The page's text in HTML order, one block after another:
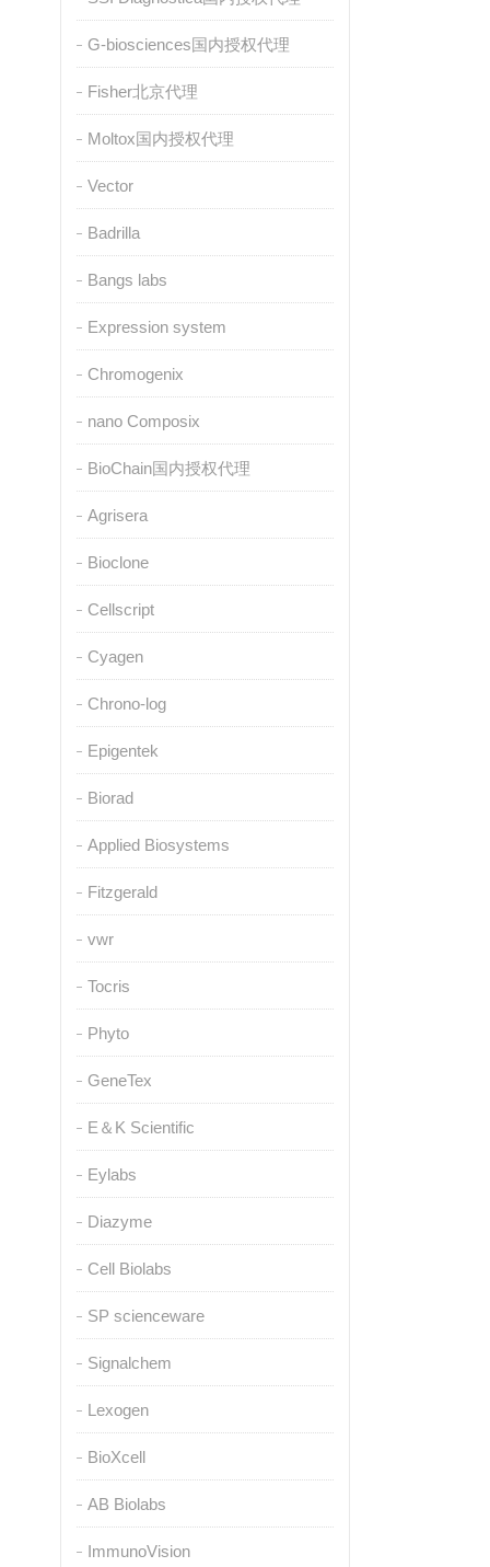
G-biosciences国内授权代理
Fisher北京代理
Moltox国内授权代理
Vector
Badrilla
Bangs labs
Expression system
Chromogenix
nano Composix
BioChain国内授权代理
Agrisera
Bioclone
Cellscript
Cyagen
Chrono-log
Epigentek
Biorad
Applied Biosystems
Fitzgerald
vwr
Tocris
Phyto
GeneTex
E＆K Scientific
Eylabs
Diazyme
Cell Biolabs
SP scienceware
Signalchem
Lexogen
BioXcell
AB Biolabs
ImmunoVision